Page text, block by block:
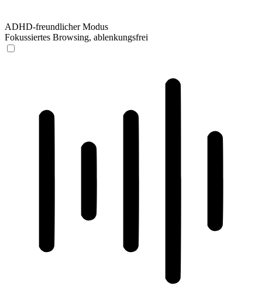
ADHD-freundlicher Modus
Fokussiertes Browsing, ablenkungsfrei